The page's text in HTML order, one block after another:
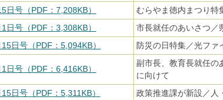
日号（PDF：7,208KB）
むらやま徳内まつり特
日号（PDF：3,308KB）
市長就任のあいさつ／
日号（PDF：5,094KB）
防災の日特集／光ファ
日号（PDF：6,416KB）
副市長、教育長就任の
に向けて
日号（PDF：5,311KB）
政策推進課が新設／人